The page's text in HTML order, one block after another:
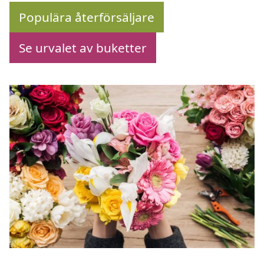
Populära återförsäljare
Se urvalet av buketter